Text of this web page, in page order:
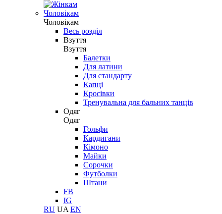
Чоловікам
Чоловікам
Весь розділ
Взуття
Взуття
Балетки
Для латини
Для стандарту
Капці
Кросівки
Тренувальна для бальних танців
Одяг
Одяг
Гольфи
Кардигани
Кімоно
Майки
Сорочки
Футболки
Штани
FB
IG
RU UA EN